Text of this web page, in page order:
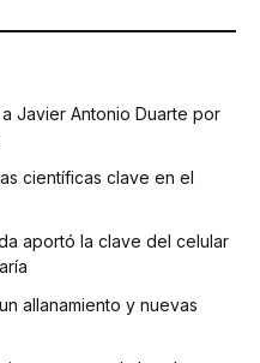
Javier Antonio Duarte por
científicas clave en el
aportó la clave del celular
allanamiento y nuevas